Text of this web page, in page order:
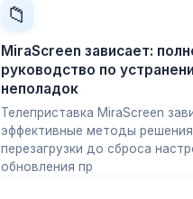
📁
MiraScreen зависает:
руководство по
неполадок
Телеприставка MiraScreen
эффективные методы
перезагрузки до сброса
обновления пр